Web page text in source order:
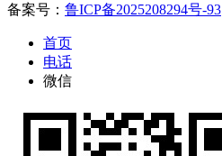
备案号： 鲁ICP备2025208294号-93
首页
电话
微信